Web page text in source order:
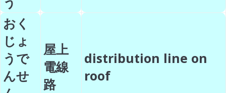
おく
じょ
うで
んせ
屋上
電線
路
distribution line on
roof